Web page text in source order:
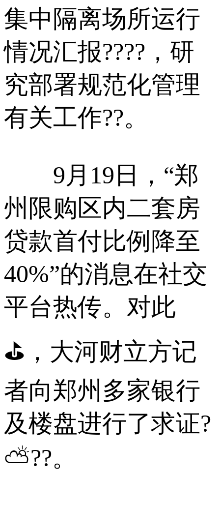
集中隔离场所运行
情况汇报????，研
究部署规范化管理
有关工作??。
9月19日，“郑
州限购区内二套房
贷款首付比例降至
40%”的消息在社交
平台热传。对此
⛳，大河财立方记
者向郑州多家银行
及楼盘进行了求证?
⛅??。